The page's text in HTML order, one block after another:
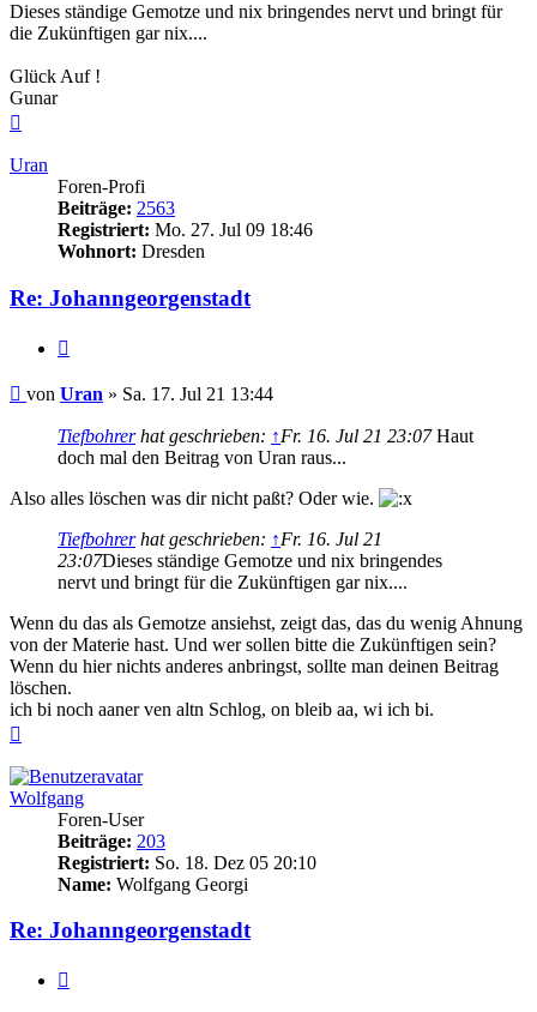
Dieses ständige Gemotze und nix bringendes nervt und bringt für
die Zukünftigen gar nix....
Glück Auf !
Gunar
Uran
Foren-Profi
Beiträge: 2563
Registriert: Mo. 27. Jul 09 18:46
Wohnort: Dresden
Re: Johanngeorgenstadt
Beitrag
von Uran » Sa. 17. Jul 21 13:44
Tiefbohrerhat geschrieben: ↑Fr. 16. Jul 21 23:07Haut
doch mal den Beitrag von Uran raus...
Also alles löschen was dir nicht paßt? Oder wie.
Tiefbohrerhat geschrieben: ↑Fr. 16. Jul 21
23:07Dieses ständige Gemotze und nix bringendes
nervt und bringt für die Zukünftigen gar nix....
Wenn du das als Gemotze ansiehst, zeigt das, das du wenig Ahnung
von der Materie hast. Und wer sollen bitte die Zukünftigen sein?
Wenn du hier nichts anderes anbringst, sollte man deinen Beitrag
löschen.
ich bi noch aaner ven altn Schlog, on bleib aa, wi ich bi.
Wolfgang
Foren-User
Beiträge: 203
Registriert: So. 18. Dez 05 20:10
Name: Wolfgang Georgi
Re: Johanngeorgenstadt